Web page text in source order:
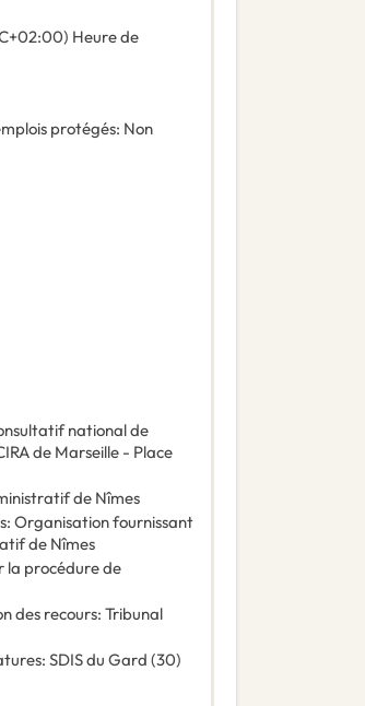
Heure de
protégés: Non
national de
de Marseille - Place
de Nîmes
: Organisation fournissant
de Nîmes
la procédure de
des recours: Tribunal
: SDIS du Gard (30)